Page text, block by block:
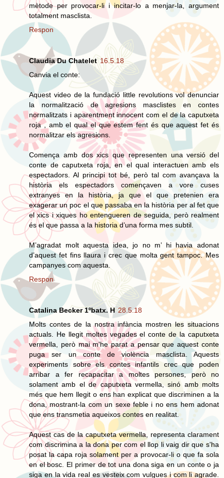
mètode per provocar-li i incitar-lo a menjar-la, argument
totalment masclista.
Respon
Claudia Du Chatelet 16.5.18
Canvia el conte:
Aquest video de la fundació little revolutions vol denunciar
la normalització de agresions masclistes en contes
normalitzats i aparentment innocent com el de la caputxeta
roja , amb el qual el que estem fent és que aquest fet és
normalitzar els agresions.
Comença amb dos xics que representen una versió del
conte de caputxeta roja, en el qual interactuen amb els
espectadors. Al principi tot bé, però tal com avançava la
història els espectadors començaven a vore cuses
extranyes en la història, ja que el que pretenien era
exagerar un poc el que passaba en la història per al fet que
el xics i xiques ho entengueren de seguida, però realment
és el que passa a la historia d’una forma mes subtil.
M’agradat molt aquesta idea, jo no m’ hi havia adonat
d’aquest fet fins llaura i crec que molta gent tampoc. Mes
campanyes com aquesta.
Respon
Catalina Becker 1ºbatx. H 28.5.18
Molts contes de la nostra infància mostren les situacions
actuals. He llegit moltes vegades el conte de la caputxeta
vermella, però mai m'he parat a pensar que aquest conte
puga ser un conte de violència masclista. Aquests
experiments sobre els contes infantils crec que poden
arribar a fer recapacitar a moltes persones, però no
solament amb el de caputxeta vermella, sinó amb molts
més que hem llegit o ens han explicat que discriminen a la
dona, mostrant-la com un sexe feble i no ens hem adonat
que ens transmetia aqueixos contes en realitat.
Aquest cas de la caputxeta vermella, representa clarament
com discrimina a la dona per com el llop li vaig dir que s'ha
posat la capa roja solament per a provocar-li o que fa sola
en el bosc. El primer de tot una dona siga en un conte o ja
siga en la vida real es vesteix com vulgues i com li agrade.